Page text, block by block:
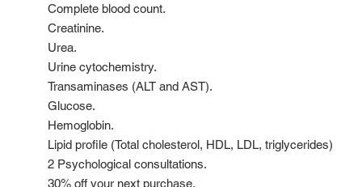
Complete blood count.
Creatinine.
Urea.
Urine cytochemistry.
Transaminases (ALT and AST).
Glucose.
Hemoglobin.
Lipid profile (Total cholesterol, HDL, LDL, triglycerides)
2 Psychological consultations.
30% off your next purchase.